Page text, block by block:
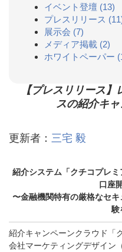
イベント登壇 (13)
プレスリリース
展示会 (7)
メディア掲載 (2)
ホワイトペーパー
【プレスリリース
スの紹介キ
更新者： 三宅 毅
紹介システム「クチコプレ
口座
〜金融機関特有の厳格なセ
験
紹介キャンペーンクラウド「
会社マーケティングデザイン